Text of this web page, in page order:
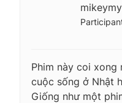
Phim này coi
cuộc sống ở Nhật
Giống như một